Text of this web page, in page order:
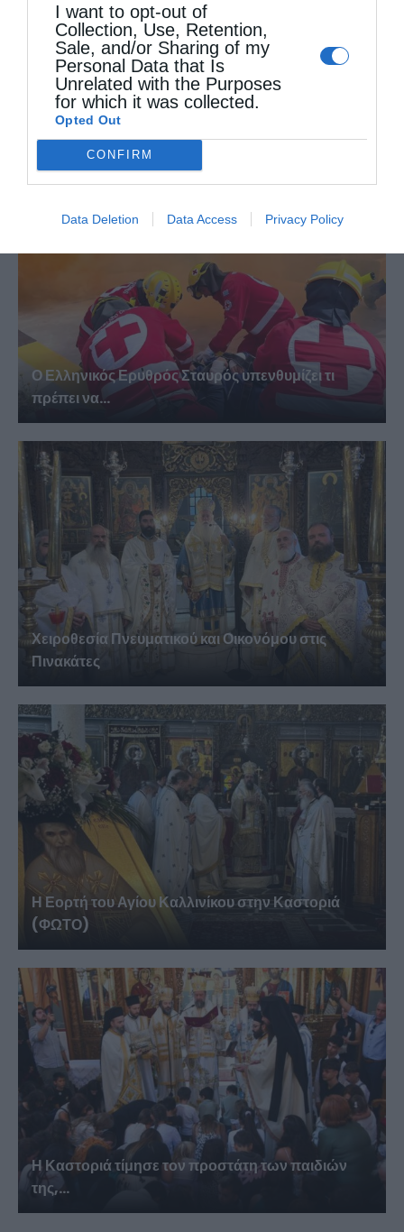
I want to opt-out of
Collection, Use, Retention,
Sale, and/or Sharing of my
Personal Data that Is
Unrelated with the Purposes
for which it was collected.
Opted Out
CONFIRM
Data Deletion Data Access Privacy Policy
Ετήσιο Μνημόσυνο του Αοιδίμου Μητροπολίτου
Κορίνθου κυρού Διονυσίου...
Ο Ελληνικός Ερυθρός Σταυρός υπενθυμίζει τι
πρέπει να...
Χειροθεσία Πνευματικού και Οικονόμου στις
Πινακάτες
Η Εορτή του Αγίου Καλλινίκου στην Καστοριά
(ΦΩΤΟ)
Η Καστοριά τίμησε τον προστάτη των παιδιών
της,...